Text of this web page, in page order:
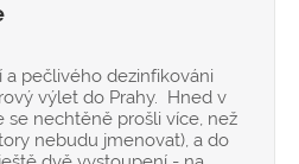
a pečlivého dezinfikováni
výlet do Prahy. Hned v
se nechtěně prošli více, než
nebudu jmenovat), a do